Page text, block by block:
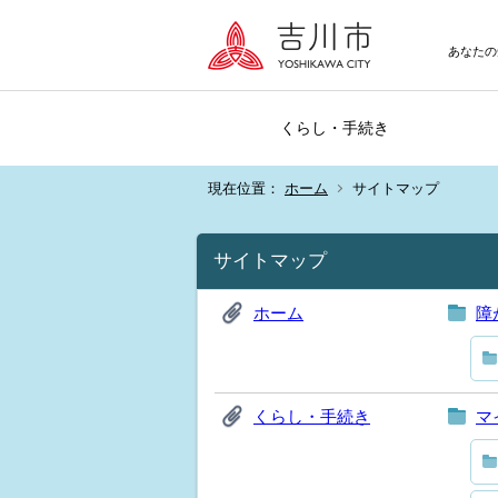
あなた
くらし・手続き
現在位置： ホーム サイトマップ
サイトマップ
ホーム 障
くらし・手続き マ